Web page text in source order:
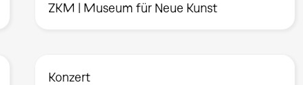
ZKM | Museum für Neue Kunst
Konzert